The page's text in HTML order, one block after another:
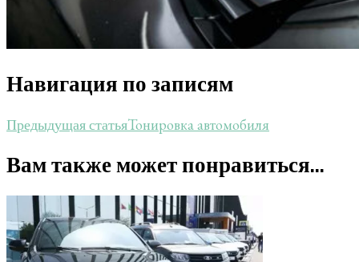
Навигация по записям
Предыдущая статьяТонировка автомобиля
Вам также может понравиться...